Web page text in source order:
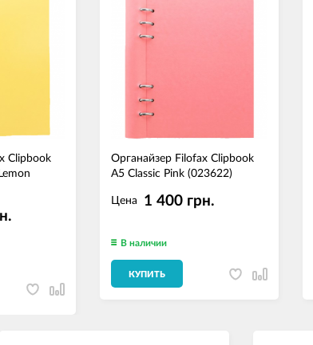
Clipbook
Органайзер Filofax Clipbook
A5 Classic Pink (023622)
Цена 1 400 грн.
В наличии
КУПИТЬ